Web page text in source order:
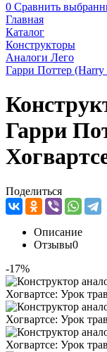
0 Сравнить
Главная
Каталог
Конструкторы
Аналоги Лего
Гарри Поттер (Harry
Гарри
Поделиться
Описание
Отзывы0
-17%